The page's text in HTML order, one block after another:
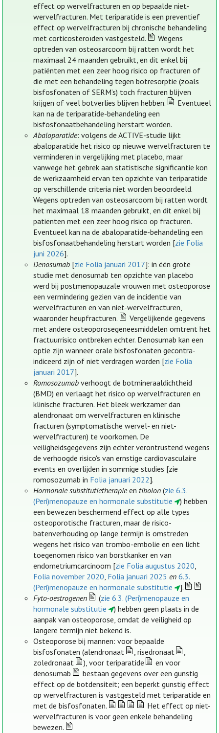
effect op wervelfracturen en op bepaalde niet-
wervelfracturen. Met teriparatide is een preventief
effect op wervelfracturen bij chronische behandeling
met corticosteroïden vastgesteld.
Wegens
optreden van osteosarcoom bij ratten wordt het
maximaal 24 maanden gebruikt, en dit enkel bij
patiënten met een zeer hoog risico op fracturen of
die met een behandeling tegen botresorptie (zoals
bisfosfonaten of SERM’s) toch fracturen blijven
krijgen of veel botverlies blijven hebben.
Eventueel
kan na de teriparatide-behandeling een
bisfosfonaatbehandeling herstart worden.
Abaloparatide: volgens de ACTIVE-studie lijkt
abaloparatide het risico op nieuwe wervelfracturen te
verminderen in vergelijking met placebo, maar
vanwege het gebrek aan statistische significantie kon
de werkzaamheid ervan ten opzichte van teriparatide
op verschillende criteria niet worden beoordeeld.
Wegens optreden van osteosarcoom bij ratten wordt
het maximaal 18 maanden gebruikt, en dit enkel bij
patiënten met een zeer hoog risico op fracturen.
Eventueel kan na de abaloparatide-behandeling een
bisfosfonaatbehandeling herstart worden [zie Folia
juni 2026].
Denosumab [zie Folia januari 2017]: in één grote
studie met denosumab ten opzichte van placebo
werd bij postmenopauzale vrouwen met osteoporose
een vermindering gezien van de incidentie van
wervelfracturen en van niet-wervelfracturen,
waaronder heupfracturen.
Vergelijkende gegevens
met andere osteoporosegeneesmiddelen omtrent het
fractuurrisico ontbreken echter. Denosumab kan een
optie zijn wanneer orale bisfosfonaten gecontra-
indiceerd zijn of niet verdragen worden [zie Folia
januari 2017].
Romosozumab verhoogt de botmineraaldichtheid
(BMD) en verlaagt het risico op wervelfracturen en
klinische fracturen. Het bleek werkzamer dan
alendronaat om wervelfracturen en klinische
fracturen (symptomatische wervel- en niet-
wervelfracturen) te voorkomen. De
veiligheidsgegevens zijn echter verontrustend wegens
de verhoogde risico's van ernstige cardiovasculaire
events en overlijden in sommige studies [zie
romosozumab in Folia januari 2022].
Hormonale substitutietherapieen tibolon (zie 6.3.
(Peri)menopauze en hormonale substitutie
) hebben
een bewezen beschermend effect op alle types
osteoporotische fracturen, maar de risico-
batenverhouding op lange termijn is omstreden
wegens het risico van trombo-embolie en een licht
toegenomen risico van borstkanker en van
endometriumcarcinoom [zie Folia augustus 2020,
Folia november 2020, Folia januari 2025 en 6.3.
(Peri)menopauze en hormonale substitutie
].
Fyto-oestrogenen
(zie 6.3. (Peri)menopauze en
hormonale substitutie
) hebben geen plaats in de
aanpak van osteoporose, omdat de veiligheid op
langere termijn niet bekend is.
Osteoporose bij mannen: voor bepaalde
bisfosfonaten (alendronaat
, risedronaat
,
zoledronaat
), voor teriparatide
en voor
denosumab
bestaan gegevens over een gunstig
effect op de botdensiteit; een beperkt gunstig effect
op wervelfracturen is vastgesteld met teriparatide en
met de bisfosfonaten.
Het effect op niet-
wervelfracturen is voor geen enkele behandeling
bewezen.